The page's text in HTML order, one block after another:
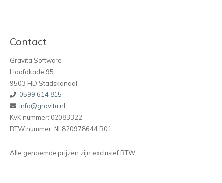
Contact
Gravita Software
Hoofdkade 95
9503 HD Stadskanaal
0599 614 815
info@gravita.nl
KvK nummer: 02083322
BTW nummer: NL820978644 B01
Alle genoemde prijzen zijn exclusief BTW